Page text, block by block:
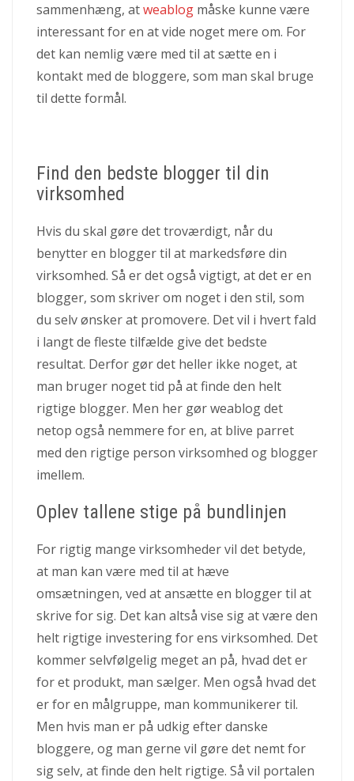
sammenhæng, atweablog måske kunne være
interessant for en at vide noget mere om. For
det kan nemlig være med til at sætte en i
kontakt med de bloggere, som man skal bruge
til dette formål.
Find den bedste blogger til din
virksomhed
Hvis du skal gøre det troværdigt, når du
benytter en blogger til at markedsføre din
virksomhed. Så er det også vigtigt, at det er en
blogger, som skriver om noget i den stil, som
du selv ønsker at promovere. Det vil i hvert fald
i langt de fleste tilfælde give det bedste
resultat. Derfor gør det heller ikke noget, at
man bruger noget tid på at finde den helt
rigtige blogger. Men her gør weablog det
netop også nemmere for en, at blive parret
med den rigtige person virksomhed og blogger
imellem.
Oplev tallene stige på bundlinjen
For rigtig mange virksomheder vil det betyde,
at man kan være med til at hæve
omsætningen, ved at ansætte en blogger til at
skrive for sig. Det kan altså vise sig at være den
helt rigtige investering for ens virksomhed. Det
kommer selvfølgelig meget an på, hvad det er
for et produkt, man sælger. Men også hvad det
er for en målgruppe, man kommunikerer til.
Men hvis man er på udkig efter danske
bloggere, og man gerne vil gøre det nemt for
sig selv, at finde den helt rigtige. Så vil portalen